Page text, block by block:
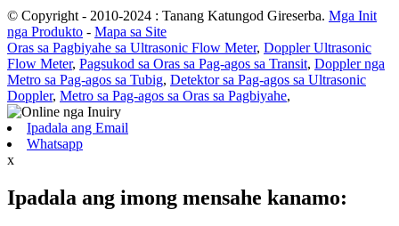
© Copyright - 2010-2024 : Tanang Katungod Gireserba. Mga Init
nga Produkto - Mapa sa Site
Oras sa Pagbiyahe sa Ultrasonic Flow Meter, Doppler Ultrasonic
Flow Meter, Pagsukod sa Oras sa Pag-agos sa Transit, Doppler nga
Metro sa Pag-agos sa Tubig, Detektor sa Pag-agos sa Ultrasonic
Doppler, Metro sa Pag-agos sa Oras sa Pagbiyahe,
Ipadala ang Email
Whatsapp
x
Ipadala ang imong mensahe kanamo: